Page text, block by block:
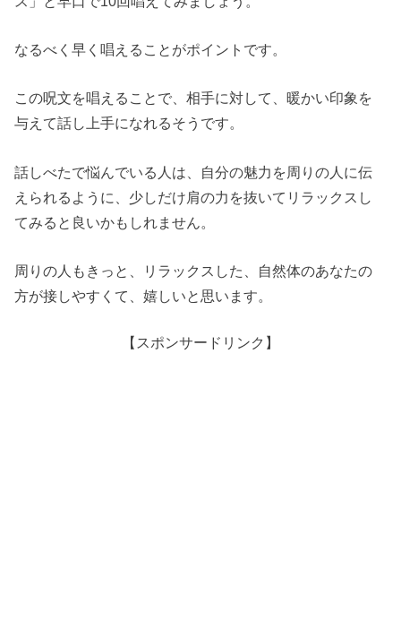
なるべく早く唱えることがポイントです。
この呪文を唱えることで、相手に対して、暖かい印象を
与えて話し上手になれるそうです。
話しべたで悩んでいる人は、自分の魅力を周りの人に伝
えられるように、少しだけ肩の力を抜いてリラックスし
てみると良いかもしれません。
周りの人もきっと、リラックスした、自然体のあなたの
方が接しやすくて、嬉しいと思います。
【スポンサードリンク】